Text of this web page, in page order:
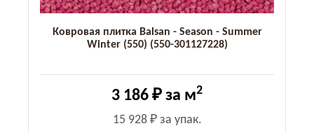
Ковровая плитка Balsan - Season - Summer
Winter (550) (550-301127228)
3 186 ₽ за м2
15 928 ₽за упак.